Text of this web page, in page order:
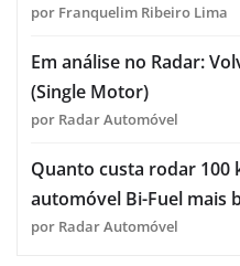
por Franquelim Ribeiro Lima
Em análise no Radar:
(Single Motor)
por Radar Automóvel
Quanto custa rodar 100
automóvel Bi-Fuel mais
por Radar Automóvel